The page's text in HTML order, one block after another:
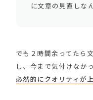
に文章の見直しな
でも２時間余ってたら
し、今まで気付けなか
必然的にクオリティが